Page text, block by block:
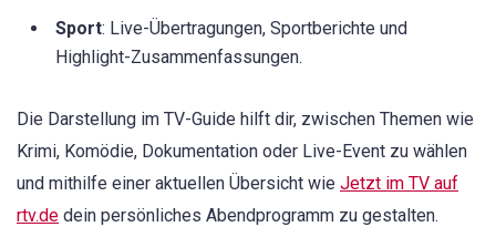
Sport: Live-Übertragungen, Sportberichte und
Highlight-Zusammenfassungen.
Die Darstellung im TV-Guide hilft dir, zwischen Themen wie
Krimi, Komödie, Dokumentation oder Live-Event zu wählen
und mithilfe einer aktuellen Übersicht wie Jetzt im TV auf
rtv.de dein persönliches Abendprogramm zu gestalten.